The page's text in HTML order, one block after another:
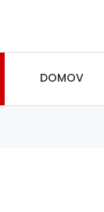
DOMOV